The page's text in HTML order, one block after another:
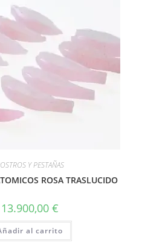
Y PESTAÑAS
ROSA TRASLUCIDO
13.900,00 €
al carrito